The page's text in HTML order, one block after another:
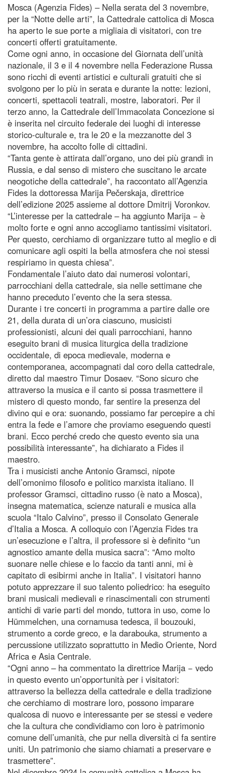
Mosca (Agenzia Fides) – Nella serata del 3 novembre,
per la “Notte delle arti”, la Cattedrale cattolica di Mosca
ha aperto le sue porte a migliaia di visitatori, con tre
concerti offerti gratuitamente.
Come ogni anno, in occasione del Giornata dell’unità
nazionale, il 3 e il 4 novembre nella Federazione Russa
sono ricchi di eventi artistici e culturali gratuiti che si
svolgono per lo più in serata e durante la notte: lezioni,
concerti, spettacoli teatrali, mostre, laboratori. Per il
terzo anno, la Cattedrale dell’Immacolata Concezione si
è inserita nel circuito federale dei luoghi di interesse
storico-culturale e, tra le 20 e la mezzanotte del 3
novembre, ha accolto folle di cittadini.
“Tanta gente è attirata dall’organo, uno dei più grandi in
Russia, e dal senso di mistero che suscitano le arcate
neogotiche della cattedrale”, ha raccontato all’Agenzia
Fides la dottoressa Marija Pečerskaja, direttrice
dell’edizione 2025 assieme al dottore Dmitrij Voronkov.
“L’interesse per la cattedrale – ha aggiunto Marija − è
molto forte e ogni anno accogliamo tantissimi visitatori.
Per questo, cerchiamo di organizzare tutto al meglio e di
comunicare agli ospiti la bella atmosfera che noi stessi
respiriamo in questa chiesa”.
Fondamentale l’aiuto dato dai numerosi volontari,
parrocchiani della cattedrale, sia nelle settimane che
hanno preceduto l’evento che la sera stessa.
Durante i tre concerti in programma a partire dalle ore
21, della durata di un’ora ciascuno, musicisti
professionisti, alcuni dei quali parrocchiani, hanno
eseguito brani di musica liturgica della tradizione
occidentale, di epoca medievale, moderna e
contemporanea, accompagnati dal coro della cattedrale,
diretto dal maestro Timur Dosaev. “Sono sicuro che
attraverso la musica e il canto si possa trasmettere il
mistero di questo mondo, far sentire la presenza del
divino qui e ora: suonando, possiamo far percepire a chi
entra la fede e l’amore che proviamo eseguendo questi
brani. Ecco perché credo che questo evento sia una
possibilità interessante”, ha dichiarato a Fides il
maestro.
Tra i musicisti anche Antonio Gramsci, nipote
dell’omonimo filosofo e politico marxista italiano. Il
professor Gramsci, cittadino russo (è nato a Mosca),
insegna matematica, scienze naturali e musica alla
scuola “Italo Calvino”, presso il Consolato Generale
d’Italia a Mosca. A colloquio con l’Agenzia Fides tra
un’esecuzione e l’altra, il professore si è definito “un
agnostico amante della musica sacra”: “Amo molto
suonare nelle chiese e lo faccio da tanti anni, mi è
capitato di esibirmi anche in Italia”. I visitatori hanno
potuto apprezzare il suo talento poliedrico: ha eseguito
brani musicali medievali e rinascimentali con strumenti
antichi di varie parti del mondo, tuttora in uso, come lo
Hümmelchen, una cornamusa tedesca, il bouzouki,
strumento a corde greco, e la darabouka, strumento a
percussione utilizzato soprattutto in Medio Oriente, Nord
Africa e Asia Centrale.
“Ogni anno – ha commentato la direttrice Marija − vedo
in questo evento un’opportunità per i visitatori:
attraverso la bellezza della cattedrale e della tradizione
che cerchiamo di mostrare loro, possono imparare
qualcosa di nuovo e interessante per se stessi e vedere
che la cultura che condividiamo con loro è patrimonio
comune dell’umanità, che pur nella diversità ci fa sentire
uniti. Un patrimonio che siamo chiamati a preservare e
trasmettere”.